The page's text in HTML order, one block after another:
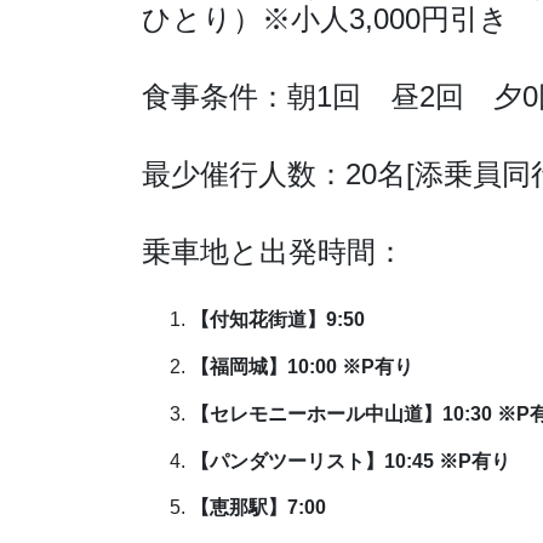
ひとり）※小人3,000円引き
食事条件：朝1回 昼2回 夕0
最少催行人数：20名[添乗員同
乗車地と出発時間：
【付知花街道】9:50
【福岡城】10:00 ※P有り
【セレモニーホール中山道】10:30 ※P
【パンダツーリスト】10:45 ※P有り
【恵那駅】7:00